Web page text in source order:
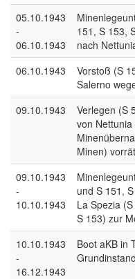
05.10.1943
-
06.10.1943
151, S 153,
nach
06.10.1943
Vorstoß (S
Salerno
09.10.1943
Verlegen (S
von
Minen)
09.10.1943
-
10.10.1943
und S 151,
La Spezia
S 153) zur
10.10.1943
-
16.12.1943
Boot aKB in